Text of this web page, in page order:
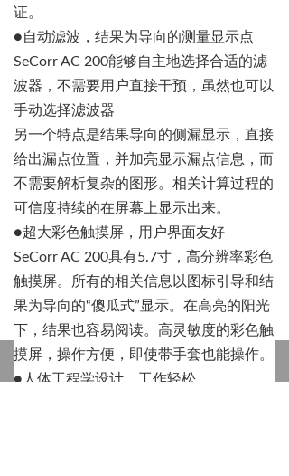
证。
●自动滤波，结果为导向的测量显示点
SeCorrAC 200能够自主地选择合适的滤
波器，不需要用户直接干预，虽然也可以
手动选择滤波器
另一个特点是结果导向的侧漏显示，直接
给出漏点位置，并加亮显示漏点信息，而
不需要解析复杂的图形。相关计算过程的
可信度持续的在屏幕上显示出来。
●超大彩色触摸屏，用户界面友好
SeCorrAC 200具有5.7寸，高分辨率彩色
触摸屏。所有的相关信息以图标引导和结
果为导向的“傻瓜式”显示。在高亮的阳光
下，结果也容易阅读。高灵敏度的彩色触
摸屏，操作方便，即使带手套也能操作。
● 人体工程学设计，工作轻松
낀
首页
뀵
产品
넙
行业
뀁
关于我们
끈